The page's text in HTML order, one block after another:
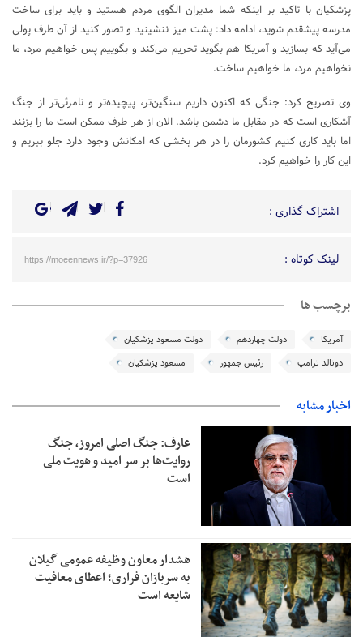
پزشکیان با تاکید بر اینکه شما مدیران الگوی مردم هستید و باید برای ساخت
مدرسه پیشقدم شوید، ادامه داد: پشت میز ننشینید و تصور کنید از آن طرف پولی
می‌آید که بسازید و آمریکا هم بگوید تحریم می‌کند و بگوییم پس خواهیم مرد، ما
نخواهیم مرد، ما خواهیم ساخت.
وی تصریح کرد: جنگی که اکنون داریم سنگین‌تر، پیچیده‌تر و نامرئی‌تر از جنگ
آشکاری است که در مقابل ما دشمن باشد. الان از هر طرف ممکن است ما را بزنند
اما باید کاری کنیم کشورمان را در هر بخشی که امکانش وجود دارد جلو ببریم و
این کار را خواهیم کرد.
اشتراک گذاری :
لینک کوتاه : https://moeennews.ir/?p=37926
برچسب ها
آمریکا دولت چهاردهم
دولت مسعود پزشکیان
دونالد ترامپ
رئیس جمهور مسعود پزشکیان
اخبار مشابه
عارف: جنگ اصلی امروز، جنگ
روایت‌ها بر سر امید و هویت ملی
است
هشدار معاون وظیفه عمومی گیلان
به سربازان فراری؛ اعطای معافیت
شایعه است